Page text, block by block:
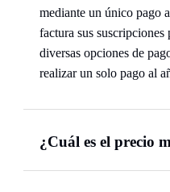
mediante un único pago
factura sus
diversas opciones de
realizar un solo pago al
¿Cuál es el precio